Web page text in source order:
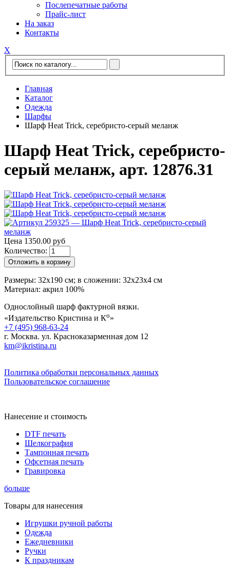
Послепечатные работы
Прайс-лист
На заказ
Контакты
Х
Главная
Каталог
Одежда
Шарфы
Шарф Heat Trick, серебристо-серый меланж
Шарф Heat Trick, серебристо-
серый меланж, арт. 12876.31
Цена 1350.00 руб
Количество:
Отложить в корзину
Размеры: 32х190 см; в сложении: 32x23x4 см
Материал: акрил 100%
Однослойный шарф фактурной вязки.
«Издательство Кристина и Ко»
+7 (495) 968-63-24
г. Москва. ул. Красноказарменная дом 12
km@ikristina.ru
Политика обработки персональных данных
Пользовательское соглашение
Нанесение и стоимость
DTF печать
Шелкография
Тампонная печать
Офсетная печать
Гравировка
больше
Товары для нанесения
Игрушки ручной работы
Одежда
Ежедневники
Ручки
К праздникам